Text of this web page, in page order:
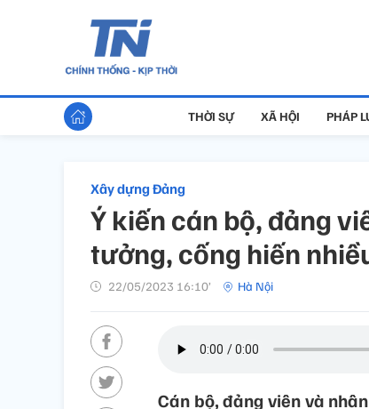
THỜI SỰ XÃ HỘI PHÁP
Xây dựng Đảng
Ý kiến cán bộ, đảng
tưởng, cống hiến
22/05/2023 16:10’ Hà Nội
Cán bộ, đảng viên và